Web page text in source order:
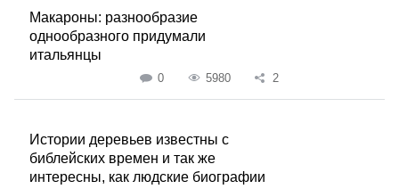
Макароны: разнообразие
однообразного придумали
итальянцы
0 5980 2
Истории деревьев известны с
библейских времен и так же
интересны, как людские биографии